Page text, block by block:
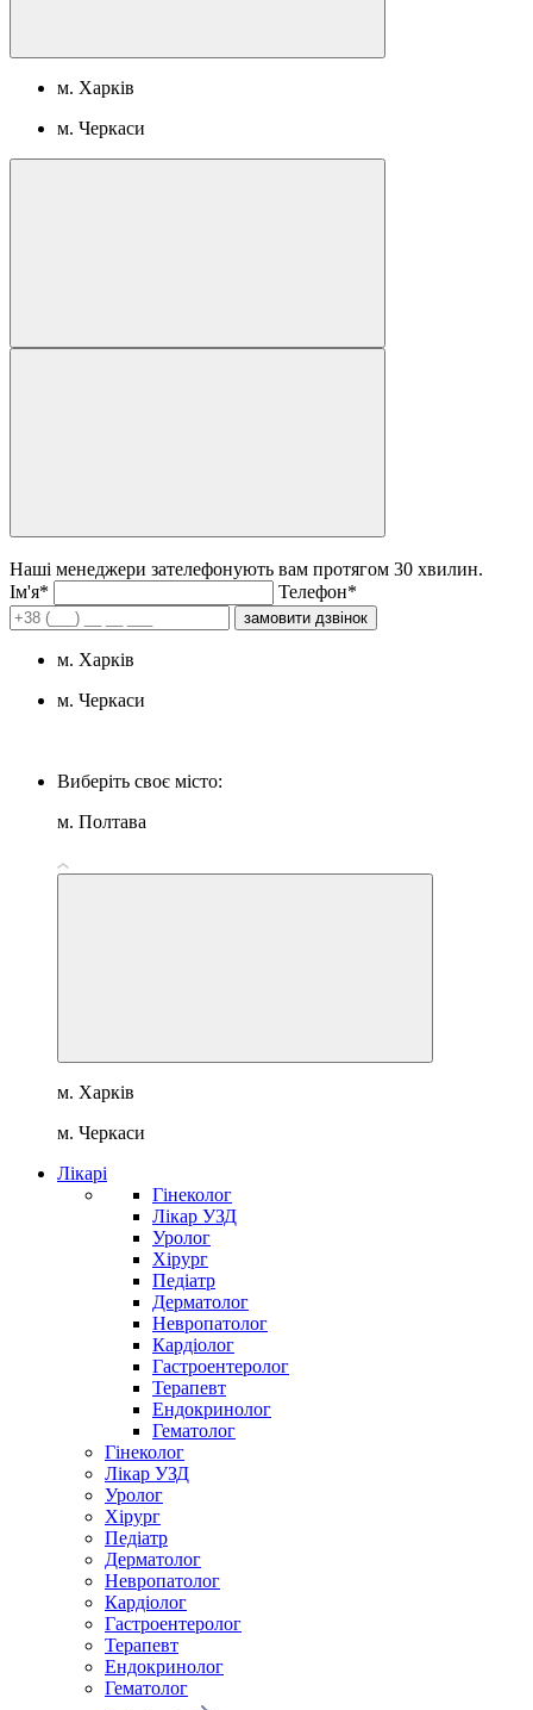
м. Харків
м. Черкаси
Наші менеджери зателефонують вам протягом 30 хвилин.
Iм'я*
Телефон*
замовити дзвінок
м. Харків
м. Черкаси
Виберіть своє місто:
м. Полтава
м. Харків
м. Черкаси
Лікарі
Гінеколог
Лікар УЗД
Уролог
Хірург
Педіатр
Дерматолог
Невропатолог
Кардіолог
Гастроентеролог
Терапевт
Ендокринолог
Гематолог
Гінеколог
Лікар УЗД
Уролог
Хірург
Педіатр
Дерматолог
Невропатолог
Кардіолог
Гастроентеролог
Терапевт
Ендокринолог
Гематолог